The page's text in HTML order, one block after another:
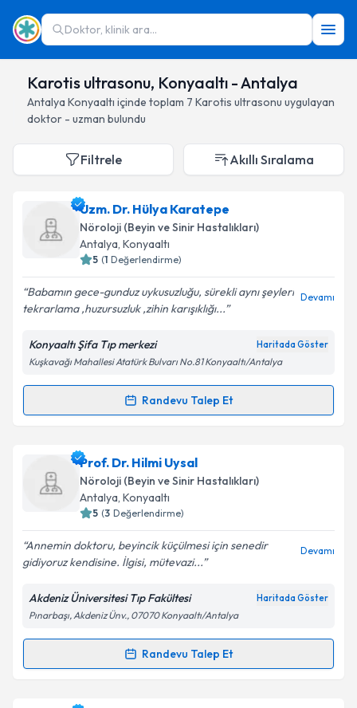
Doktor, klinik ara...
Karotis ultrasonu, Konyaaltı - Antalya
Antalya Konyaaltı içinde toplam 7 Karotis ultrasonu uygulayan
doktor - uzman bulundu
Filtrele Akıllı Sıralama
Uzm. Dr. Hülya Karatepe
Nöroloji (Beyin ve Sinir Hastalıkları)
Antalya, Konyaaltı
5 (1 Değerlendirme)
Babamın gece-gunduz uykusuzluğu, sürekli aynı şeyleri
tekrarlama ,huzursuzluk ,zihin karışıklığı...
Devamı
Konyaaltı Şifa Tıp merkezi Haritada Göster
Kuşkavağı Mahallesi Atatürk Bulvarı No.81 Konyaaltı/Antalya
Randevu Talep Et
Randevu Takvimi Talebi
Uzm. Dr. Hülya Karatepeiçin randevu takvimi talebi
oluşturun. Size bu uzmandan randevu almanız için bir
takvim hazırlandığında e-posta ile bilgilendireceğiz.
Kişisel verilerimin işlenmesine ilişkin
Aydınlatma
Metni'ni okudum ve kişisel verilerimin belirtilen
kapsamda işlenmesini kabul ediyorum.
Prof. Dr. Hilmi Uysal
Nöroloji (Beyin ve Sinir Hastalıkları)
Antalya, Konyaaltı
5 (3 Değerlendirme)
Annemin doktoru, beyincik küçülmesi için senedir
gidiyoruz kendisine. İlgisi, mütevazi...
Devamı
Akdeniz Üniversitesi Tıp Fakültesi Haritada Göster
Pınarbaşı, Akdeniz Ünv., 07070 Konyaaltı/Antalya
Randevu Talep Et
Randevu Takvimi Talebi